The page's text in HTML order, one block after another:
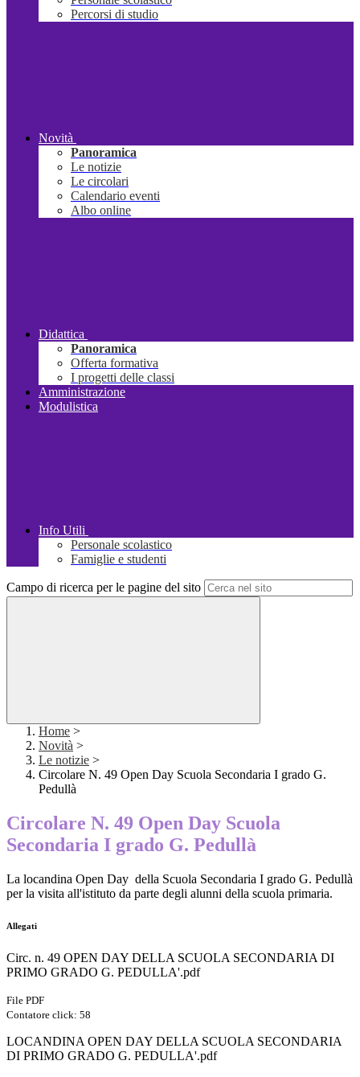
Percorsi di studio
Novità
Panoramica
Le notizie
Le circolari
Calendario eventi
Albo online
Didattica
Panoramica
Offerta formativa
I progetti delle classi
Amministrazione
Modulistica
Info Utili
Personale scolastico
Famiglie e studenti
Campo di ricerca per le pagine del sito
Home >
Novità >
Le notizie >
Circolare N. 49 Open Day Scuola Secondaria I grado G.
Pedullà
Circolare N. 49 Open Day Scuola
Secondaria I grado G. Pedullà
La locandina Open Day della Scuola Secondaria I grado G. Pedullà
per la visita all'istituto da parte degli alunni della scuola primaria.
Allegati
Circ. n. 49 OPEN DAY DELLA SCUOLA SECONDARIA DI
PRIMO GRADO G. PEDULLA'.pdf
File PDF
Contatore click: 58
LOCANDINA OPEN DAY DELLA SCUOLA SECONDARIA
DI PRIMO GRADO G. PEDULLA'.pdf